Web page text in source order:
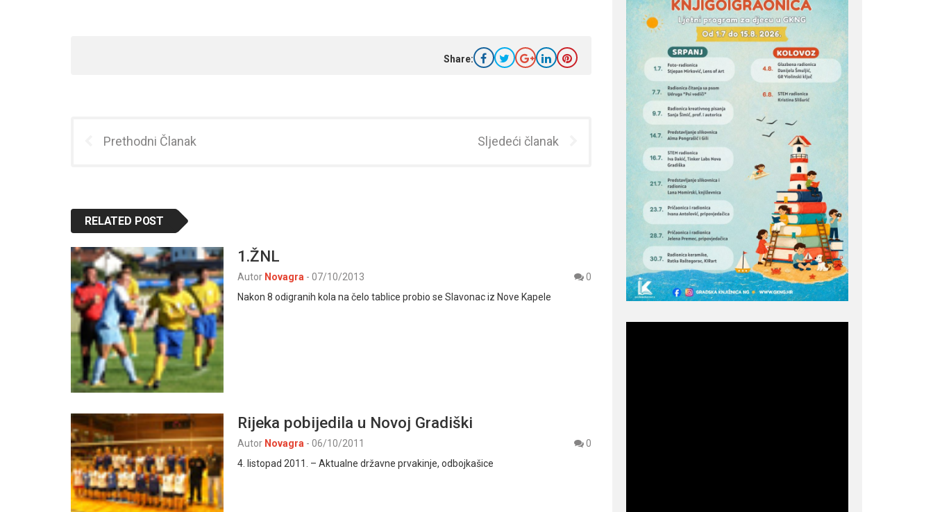
Share:
Prethodni Članak Sljedeći članak
RELATED POST
1.ŽNL
Autor Novagra - 07/10/2013
0
Nakon 8 odigranih kola na čelo tablice probio se Slavonac iz Nove Kapele
Rijeka pobijedila u Novoj Gradiški
Autor Novagra - 06/10/2011
0
4. listopad 2011. – Aktualne državne prvakinje, odbojkašice